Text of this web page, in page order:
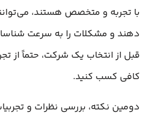
با تجربه و متخصص هستند،
دهند و مشکلات را به سرعت
قبل از انتخاب یک شرکت، حتماً از
کافی کسب کنید.
دومین نکته، بررسی نظرات و